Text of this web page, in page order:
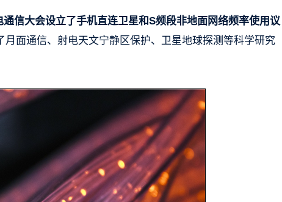
通信大会设立了手机直连卫星和S频段非地面网络频率使用议
月面通信、射电天文宁静区保护、卫星地球探测等科学研究